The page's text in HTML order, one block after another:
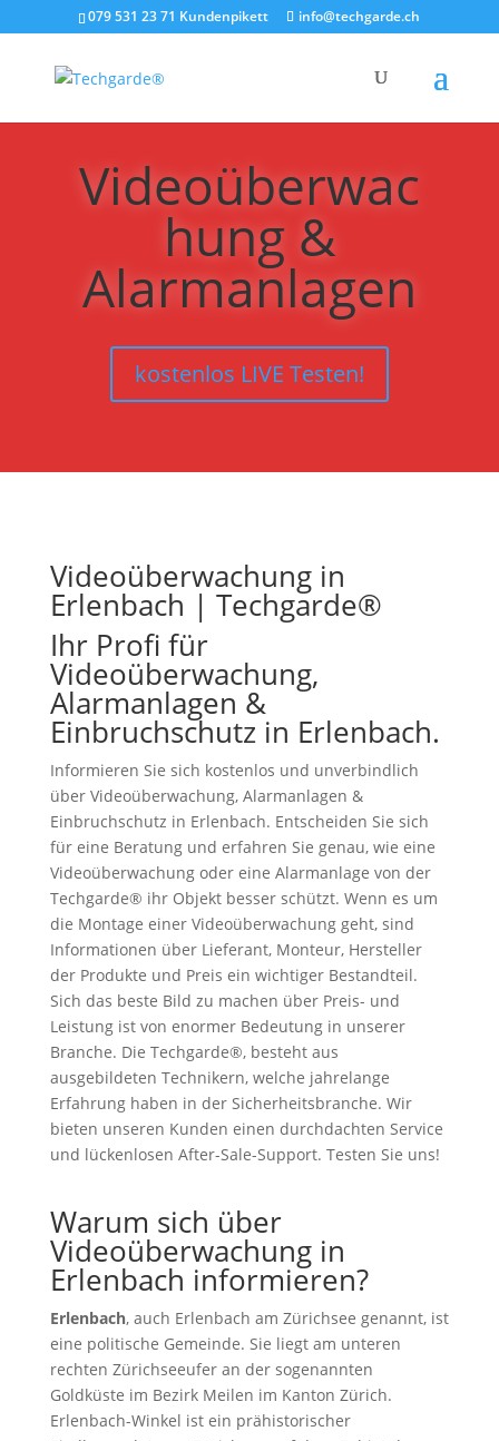
079 531 23 71 Kundenpikett info@techgarde.ch
Videoüberwac
hung &
Alarmanlagen
kostenlos LIVE Testen!
Videoüberwachung in
Erlenbach | Techgarde®
Ihr Profi für
Videoüberwachung,
Alarmanlagen &
Einbruchschutz in Erlenbach.
Informieren Sie sich kostenlos und unverbindlich
über Videoüberwachung, Alarmanlagen &
Einbruchschutz in Erlenbach. Entscheiden Sie sich
für eine Beratung und erfahren Sie genau, wie eine
Videoüberwachung oder eine Alarmanlage von der
Techgarde® ihr Objekt besser schützt. Wenn es um
die Montage einer Videoüberwachung geht, sind
Informationen über Lieferant, Monteur, Hersteller
der Produkte und Preis ein wichtiger Bestandteil.
Sich das beste Bild zu machen über Preis- und
Leistung ist von enormer Bedeutung in unserer
Branche. Die Techgarde®, besteht aus
ausgebildeten Technikern, welche jahrelange
Erfahrung haben in der Sicherheitsbranche. Wir
bieten unseren Kunden einen durchdachten Service
und lückenlosen After-Sale-Support. Testen Sie uns!
Warum sich über
Videoüberwachung in
Erlenbach informieren?
Erlenbach, auch Erlenbach am Zürichsee genannt, ist
eine politische Gemeinde. Sie liegt am unteren
rechten Zürichseeufer an der sogenannten
Goldküste im Bezirk Meilen im Kanton Zürich.
Erlenbach-Winkel ist ein prähistorischer